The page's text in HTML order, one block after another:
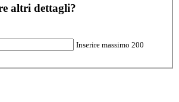
altri dettagli?
Inserire massimo 200